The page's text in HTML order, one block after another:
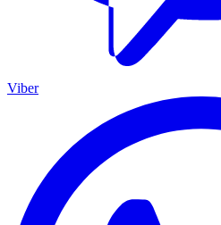
Viber